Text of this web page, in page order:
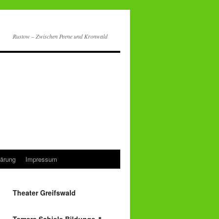
Rustow – Zwischen Peene und Kronwald
Impressum
Theater Greifswald